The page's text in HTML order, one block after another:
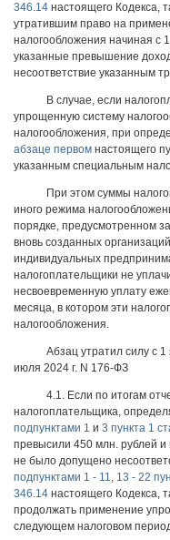
346.14 настоящего Кодекса,
утратившим право на
налогообложения начиная с
указанные превышение
несоответствие указанным
В случае, если
упрощенную систему
налогообложения, при
абзаце первом настоящего
указанным специальным
При этом суммы
иного режима
порядке, предусмотренном
вновь созданных
индивидуальных
налогоплательщики не
несвоевременную уплату
месяца, в котором эти
налогообложения.
Абзац утратил силу с
июля 2024 г. N 176-ФЗ
4.1. Если по итогам
налогоплательщика,
подпунктами 1 и 3 пункта 1
превысили 450 млн. рублей и
не было допущено
подпунктами 1 - 11, 13 - 22
346.14 настоящего Кодекса,
продолжать применение
следующем налоговом